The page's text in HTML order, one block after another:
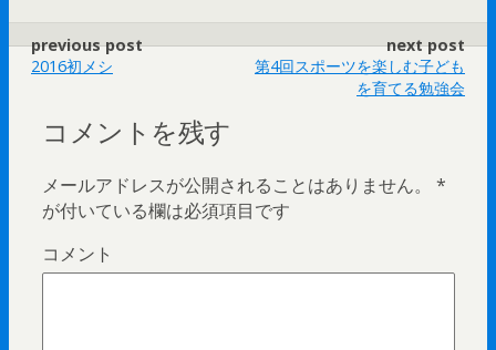
previous post
2016初メシ
next post
第4回スポーツを楽しむ子ども
を育てる勉強会
コメントを残す
メールアドレスが公開されることはありません。
*
が付いている欄は必須項目です
コメント